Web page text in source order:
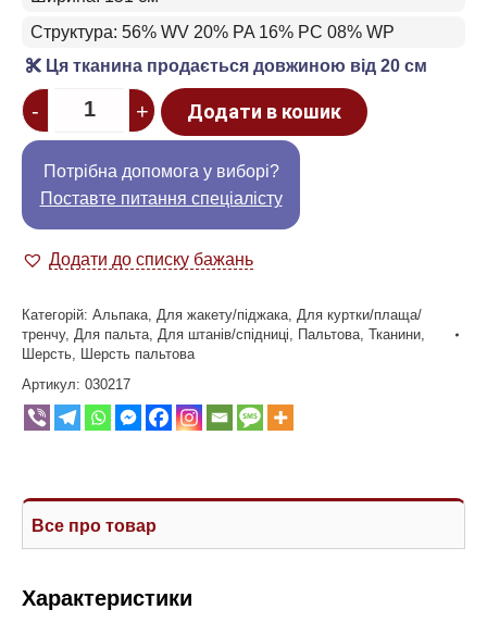
Структура: 56% WV 20% PA 16% PC 08% WP
Ця тканина продається довжиною від 20 см
Quantity
- + Додати в кошик
Потрібна допомога у виборі?
Поставте питання спеціалісту
Додати до списку бажань
Категорій: Альпака, Для жакету/піджака, Для куртки/плаща/
тренчу, Для пальта, Для штанів/спідниці, Пальтова, Тканини,
Шерсть, Шерсть пальтова
Артикул: 030217
Все про товар
Характеристики